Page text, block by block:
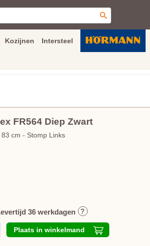
Kozijnen Intersteel
FR564 Diep Zwart
83 cm - Stomp Links
Plaats in winkelmand
36werkdagen ?